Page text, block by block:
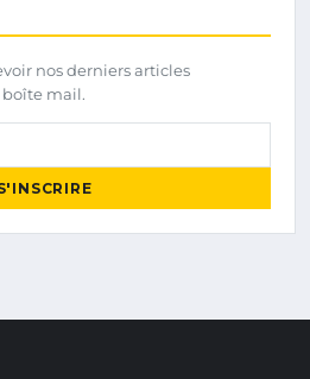
nos derniers articles
mail.